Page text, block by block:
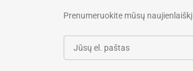
Prenumeruokite mūsų naujienlaiškį